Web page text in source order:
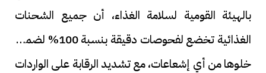
بالهيئة القومية لسلامة الغذاء، أن جميع الشحنات
الغذائية تخضع لفحوصات دقيقة بنسبة 100% لضمان
خلوها من أي إشعاعات، مع تشديد الرقابة على الواردات